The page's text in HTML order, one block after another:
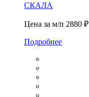
СКАЛА
Цена за м/п 2880 ₽
Подробнее